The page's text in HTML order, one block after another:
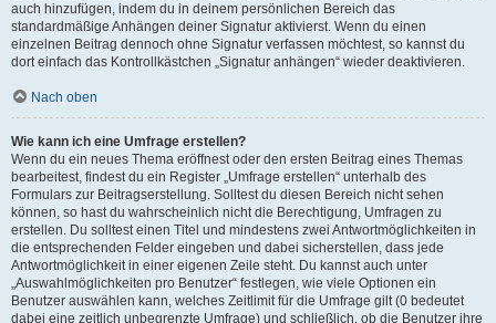
auch hinzufügen, indem du in deinem persönlichen Bereich das
standardmäßige Anhängen deiner Signatur aktivierst. Wenn du einen
einzelnen Beitrag dennoch ohne Signatur verfassen möchtest, so kannst du
dort einfach das Kontrollkästchen „Signatur anhängen“ wieder deaktivieren.
Nach oben
Wie kann ich eine Umfrage erstellen?
Wenn du ein neues Thema eröffnest oder den ersten Beitrag eines Themas
bearbeitest, findest du ein Register „Umfrage erstellen“ unterhalb des
Formulars zur Beitragserstellung. Solltest du diesen Bereich nicht sehen
können, so hast du wahrscheinlich nicht die Berechtigung, Umfragen zu
erstellen. Du solltest einen Titel und mindestens zwei Antwortmöglichkeiten in
die entsprechenden Felder eingeben und dabei sicherstellen, dass jede
Antwortmöglichkeit in einer eigenen Zeile steht. Du kannst auch unter
„Auswahlmöglichkeiten pro Benutzer“ festlegen, wie viele Optionen ein
Benutzer auswählen kann, welches Zeitlimit für die Umfrage gilt (0 bedeutet
dabei eine zeitlich unbegrenzte Umfrage) und schließlich, ob die Benutzer ihre